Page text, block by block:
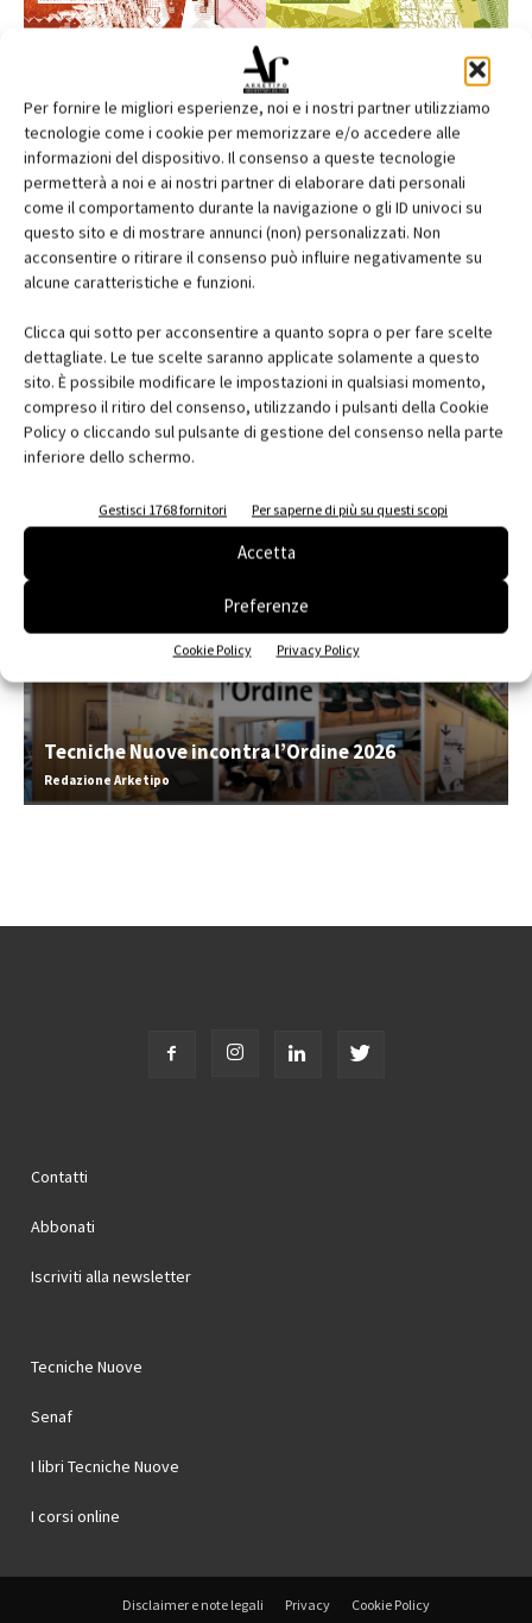
Per fornire le migliori esperienze, noi e i nostri partner utilizziamo
tecnologie come i cookie per memorizzare e/o accedere alle
informazioni del dispositivo. Il consenso a queste tecnologie
permetterà a noi e ai nostri partner di elaborare dati personali
come il comportamento durante la navigazione o gli ID univoci su
questo sito e di mostrare annunci (non) personalizzati. Non
acconsentire o ritirare il consenso può influire negativamente su
alcune caratteristiche e funzioni.
Clicca qui sotto per acconsentire a quanto sopra o per fare scelte
dettagliate. Le tue scelte saranno applicate solamente a questo
sito. È possibile modificare le impostazioni in qualsiasi momento,
compreso il ritiro del consenso, utilizzando i pulsanti della Cookie
Policy o cliccando sul pulsante di gestione del consenso nella parte
inferiore dello schermo.
Gestisci 1768 fornitori Per saperne di più su questi scopi
Accetta
Preferenze
Cookie Policy Privacy Policy
Edicola web
Abbonati e regala
Iscriviti alla newsletter
Tecniche Nuove incontra l’Ordine 2026
Redazione Arketipo
Contatti
Abbonati
Iscriviti alla newsletter
Tecniche Nuove
Senaf
I libri Tecniche Nuove
I corsi online
Disclaimer e note legali Privacy Cookie Policy